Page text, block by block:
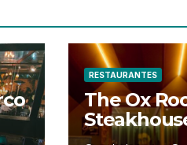
RESTAURANTES
The Ox